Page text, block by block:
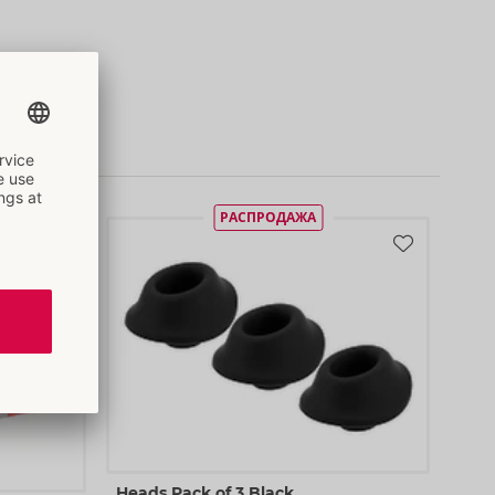
РАСПРОДАЖА